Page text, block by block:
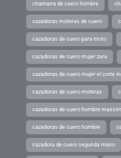
chamarra de cuero hombre
cazadoras moteras de cuero
cazadoras de cuero para moto
cazadoras de cuero mujer zara
cazadoras de cuero mujer el corte
cazadoras de cuero moteras
cazadoras de cuero hombre
cazadoras de cuero hombre
cazadora de cuero segunda mano